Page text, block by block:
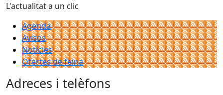
L'actualitat a un clic
Agenda
Avisos
Notícies
Ofertes de feina
Adreces i telèfons